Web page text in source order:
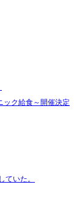
ク給食～開催決定
ていた。